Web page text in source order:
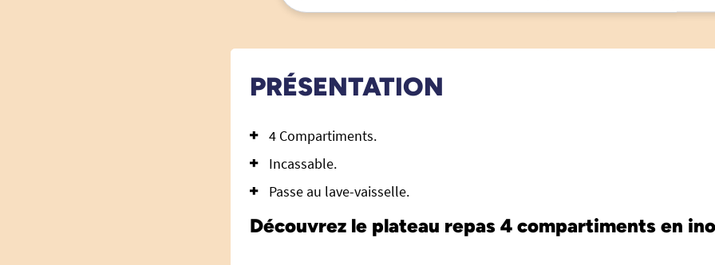
PRÉSENTATION
4 Compartiments.
Incassable.
Passe au lave-vaisselle.
Découvrez le plateau repas 4 compartiments en